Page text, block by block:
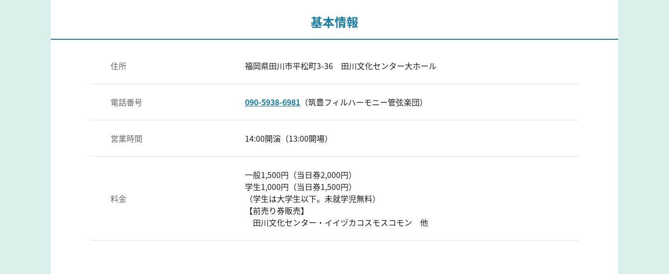
基本情報
住所 福岡県田川市平松町3-36 田川文化センター大ホール
電話番号 090-5938-6981 （筑豊フィルハーモニー管弦楽団）
営業時間 14:00開演（13:00開場）
料金
一般1,500円（当日券2,000円）
学生1,000円（当日券1,500円）
（学生は大学生以下。未就学児無料）
【前売り券販売】
田川文化センター・イイヅカコスモスコモン 他